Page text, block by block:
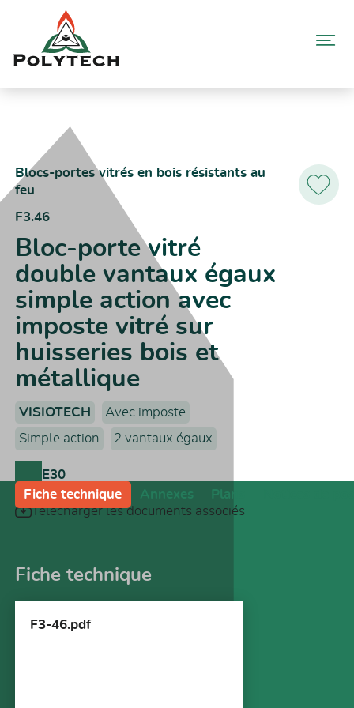
contenu
imposte vitré sur huisseries bois et métallique
Ajoutez
Blocs-portes vitrés en bois résistants au
feu
F3.46
Bloc-porte vitré
double vantaux égaux
simple action avec
imposte vitré sur
huisseries bois et
métallique
VISIOTECH
Avec imposte
Simple action
2 vantaux égaux
E30
Télécharger les documents associés
Fiche technique Annexes Plans
Fiche technique
F3-46.pdf